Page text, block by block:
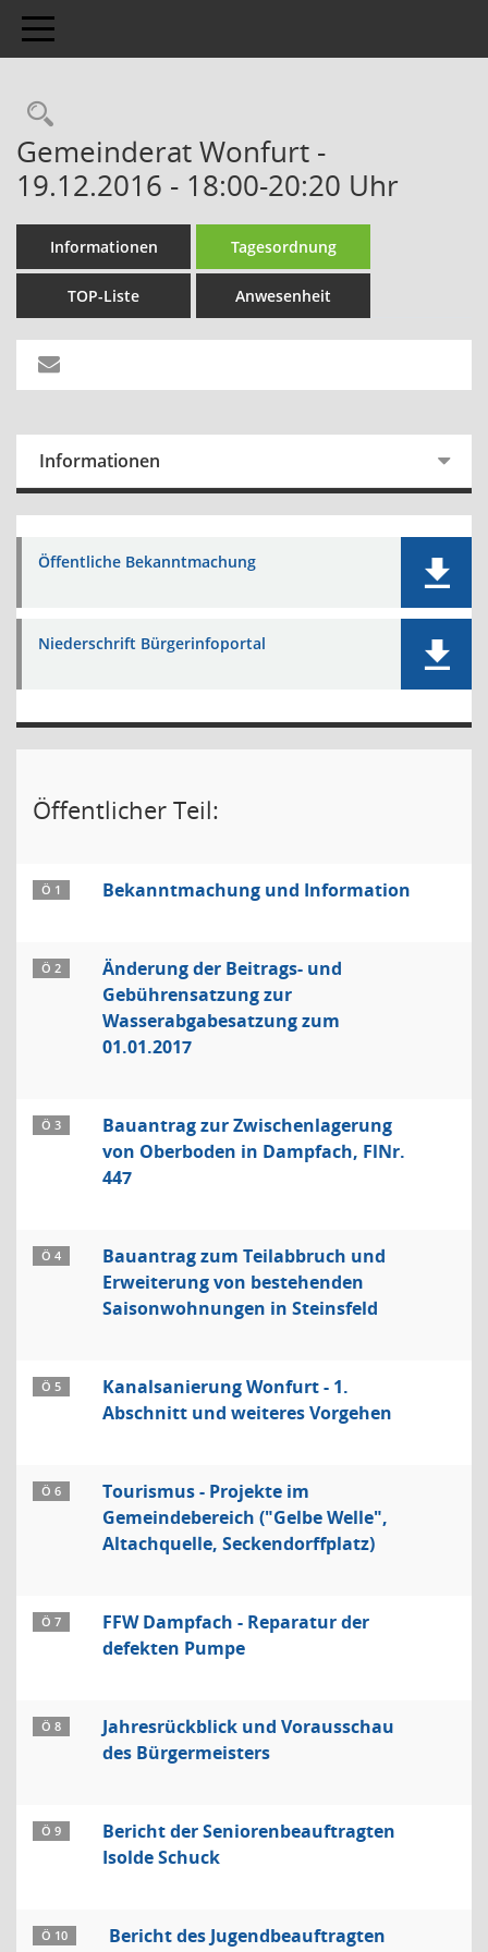
Toggle navigation
Gemeinderat Wonfurt -
19.12.2016 - 18:00-20:20 Uhr
Informationen Tagesordnung
TOP-Liste Anwesenheit
Informationen
Öffentliche Bekanntmachung
Niederschrift Bürgerinfoportal
Öffentlicher Teil:
Ö 1 Bekanntmachung und Information
Ö 2
Änderung der Beitrags- und
Gebührensatzung zur
Wasserabgabesatzung zum
01.01.2017
Ö 3
Bauantrag zur Zwischenlagerung
von Oberboden in Dampfach, FlNr.
447
Ö 4
Bauantrag zum Teilabbruch und
Erweiterung von bestehenden
Saisonwohnungen in Steinsfeld
Ö 5
Kanalsanierung Wonfurt - 1.
Abschnitt und weiteres Vorgehen
Ö 6
Tourismus - Projekte im
Gemeindebereich ("Gelbe Welle",
Altachquelle, Seckendorffplatz)
Ö 7
FFW Dampfach - Reparatur der
defekten Pumpe
Ö 8
Jahresrückblick und Vorausschau
des Bürgermeisters
Ö 9
Bericht der Seniorenbeauftragten
Isolde Schuck
Ö 10
Bericht des Jugendbeauftragten